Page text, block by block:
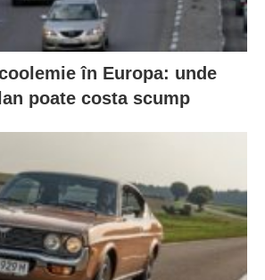
în Europa: unde
poate costa scump